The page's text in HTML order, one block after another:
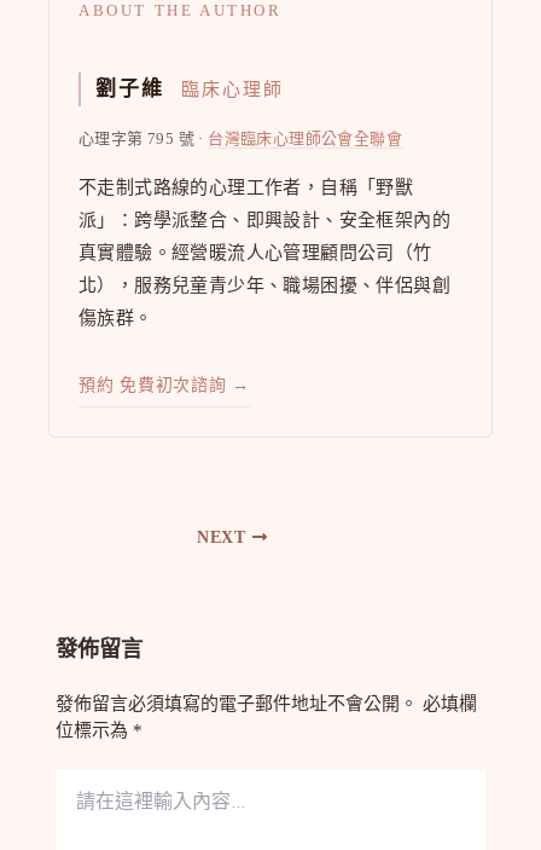
ABOUT THE AUTHOR
劉子維 臨床心理師
心理字第 795 號 · 台灣臨床心理師公會全聯會
不走制式路線的心理工作者，自稱「野獸
派」：跨學派整合、即興設計、安全框架內的
真實體驗。經營暖流人心管理顧問公司（竹
北），服務兒童青少年、職場困擾、伴侶與創
傷族群。
預約 免費初次諮詢 →
NEXT
發佈留言
發佈留言必須填寫的電子郵件地址不會公開。 必填欄
位標示為 *